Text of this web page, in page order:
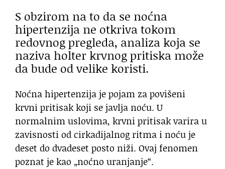
S obzirom na to da se noćna
hipertenzija ne otkriva tokom
redovnog pregleda, analiza koja se
naziva holter krvnog pritiska može
da bude od velike koristi.
Noćna hipertenzija je pojam za povišeni
krvni pritisak koji se javlja noću. U
normalnim uslovima, krvni pritisak varira u
zavisnosti od cirkadijalnog ritma i noću je
deset do dvadeset posto niži. Ovaj fenomen
poznat je kao „noćno uranjanje“.